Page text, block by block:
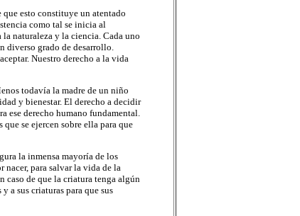
esto constituye un atentado
como tal se inicia al
naturaleza y la ciencia. Cada uno
diverso grado de desarrollo.
Nuestro derecho a la vida
todavía la madre de un niño
y bienestar. El derecho a decidir
ese derecho humano fundamental.
se ejercen sobre ella para que
la inmensa mayoría de los
para salvar la vida de la
caso de que la criatura tenga algún
a sus criaturas para que sus